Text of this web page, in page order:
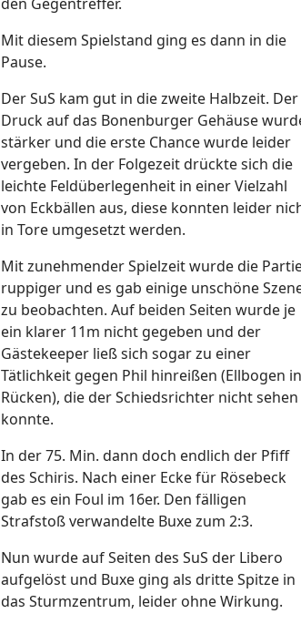
Mit diesem Spielstand ging es dann in die
Pause.
Der SuS kam gut in die zweite Halbzeit. Der
Druck auf das Bonenburger Gehäuse
stärker und die erste Chance wurde leider
vergeben. In der Folgezeit drückte sich die
leichte Feldüberlegenheit in einer Vielzahl
von Eckbällen aus, diese konnten leider
in Tore umgesetzt werden.
Mit zunehmender Spielzeit wurde die
ruppiger und es gab einige unschöne
zu beobachten. Auf beiden Seiten wurde je
ein klarer 11m nicht gegeben und der
Gästekeeper ließ sich sogar zu einer
Tätlichkeit gegen Phil hinreißen (Ellbogen in
Rücken), die der Schiedsrichter nicht sehen
konnte.
In der 75. Min. dann doch endlich der Pfiff
des Schiris. Nach einer Ecke für Rösebeck
gab es ein Foul im 16er. Den fälligen
Strafstoß verwandelte Buxe zum 2:3.
Nun wurde auf Seiten des SuS der Libero
aufgelöst und Buxe ging als dritte Spitze in
das Sturmzentrum, leider ohne Wirkung.